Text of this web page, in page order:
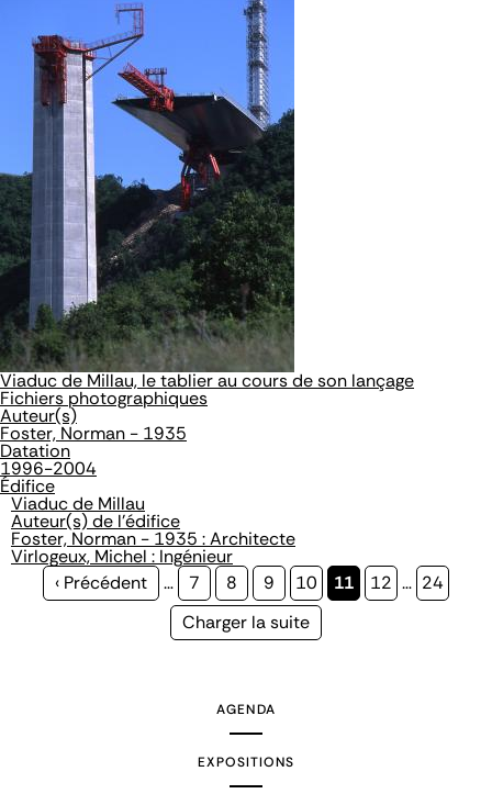
Viaduc de Millau, le tablier au cours de son lançage
Fichiers photographiques
Auteur(s)
Foster, Norman - 1935
Datation
1996-2004
Édifice
Viaduc de Millau
Auteur(s) de l'édifice
Foster, Norman - 1935 : Architecte
Virlogeux, Michel : Ingénieur
Page
‹ Précédent … Page
7 Page
8 Page
9 Page
10
Page
11 Page
12 … Page
24
Page
Charger la suite
AGENDA
EXPOSITIONS